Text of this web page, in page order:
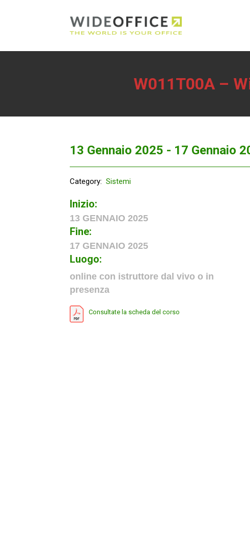
W011T00A –
13 Gennaio 2025 - 17 Gennaio
Category: Sistemi
Inizio:
13 GENNAIO 2025
Fine:
17 GENNAIO 2025
Luogo:
online con istruttore dal vivo o in
presenza
Consultate la scheda del corso